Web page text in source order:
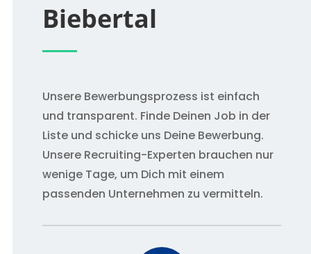
Biebertal
Unsere Bewerbungsprozess ist einfach
und transparent. Finde Deinen Job in der
Liste und schicke uns Deine Bewerbung.
Unsere Recruiting-Experten brauchen nur
wenige Tage, um Dich mit einem
passenden Unternehmen zu vermitteln.